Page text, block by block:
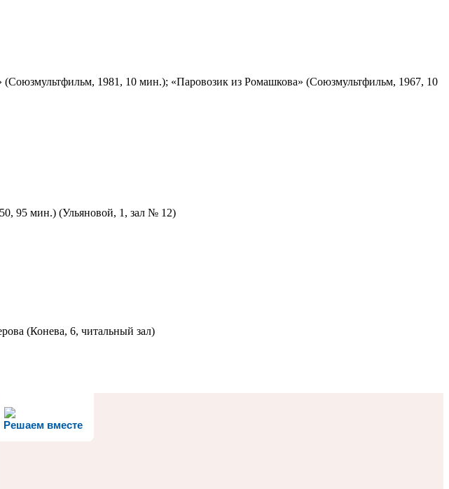
1981, 10 мин.); «Паровозик из Ромашкова» (Союзмультфильм, 1967, 10
95 мин.) (Ульяновой, 1, зал № 12)
(Конева, 6, читальный зал)
Решаем вместе